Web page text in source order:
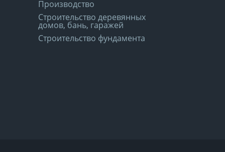
Производство
Строительство деревянных
домов, бань, гаражей
Строительство фундамента